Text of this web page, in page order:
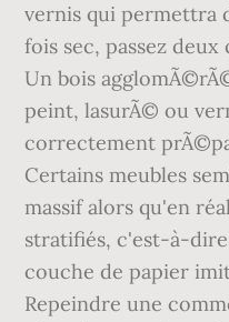
vernis qui permettra
fois sec, passez
Un bois
peint, lasurÃ© ou
correctement
Certains meubles
massif alors qu'en
stratifiés, c'est-à-
couche de papier
Repeindre une